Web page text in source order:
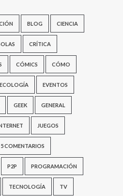
BLOG CIENCIA
CRÍTICA
CÓMICS CÓMO
ECOLOGÍA EVENTOS
GEEK GENERAL
JUEGOS
COMENTARIOS
P2P PROGRAMACIÓN
TECNOLOGÍA TV